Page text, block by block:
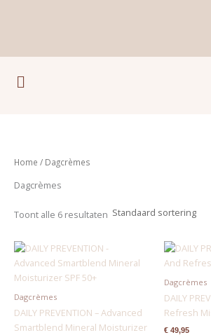
Menu
Home / Dagcrèmes
Dagcrèmes
Toont alle 6 resultaten
Dagcrèmes
DAILY PREVENTION – Advanced
Smartblend Mineral Moisturizer
Dagcrèmes
DAILY
Refresh
€ 49,95